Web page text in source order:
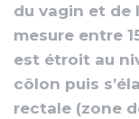
du vagin et de
mesure entre
est étroit au
côlon puis
rectale (zone